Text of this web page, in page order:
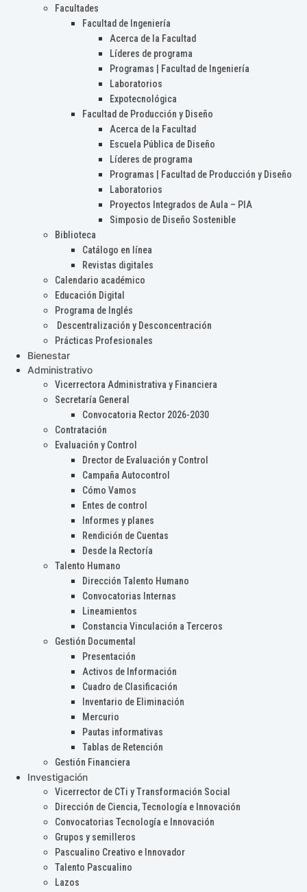
Facultades
Facultad de Ingeniería
Acerca de la Facultad
Líderes de programa
Programas | Facultad de Ingeniería
Laboratorios
Expotecnológica
Facultad de Producción y Diseño
Acerca de la Facultad
Escuela Pública de Diseño
Líderes de programa
Programas | Facultad de Producción y Diseño
Laboratorios
Proyectos Integrados de Aula – PIA
Simposio de Diseño Sostenible
Biblioteca
Catálogo en línea
Revistas digitales
Calendario académico
Educación Digital
Programa de Inglés
Descentralización y Desconcentración
Prácticas Profesionales
Bienestar
Administrativo
Vicerrectora Administrativa y Financiera
Secretaría General
Convocatoria Rector 2026-2030
Contratación
Evaluación y Control
Drector de Evaluación y Control
Campaña Autocontrol
Cómo Vamos
Entes de control
Informes y planes
Rendición de Cuentas
Desde la Rectoría
Talento Humano
Dirección Talento Humano
Convocatorias Internas
Lineamientos
Constancia Vinculación a Terceros
Gestión Documental
Presentación
Activos de Información
Cuadro de Clasificación
Inventario de Eliminación
Mercurio
Pautas informativas
Tablas de Retención
Gestión Financiera
Investigación
Vicerrector de CTi y Transformación Social
Dirección de Ciencia, Tecnología e Innovación
Convocatorias Tecnología e Innovación
Grupos y semilleros
Pascualino Creativo e Innovador
Talento Pascualino
Lazos